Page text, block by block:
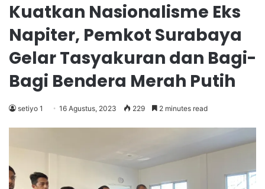
Kuatkan Nasionalisme Eks
Napiter, Pemkot Surabaya
Gelar Tasyakuran dan Bagi-
Bagi Bendera Merah Putih
setiyo 1 16 Agustus, 2023 229 2 minutes read